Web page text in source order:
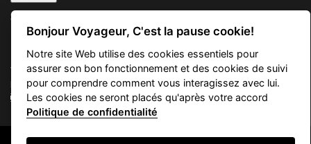
Suivez nous sur
Vacation Key Corp. 2905 Point East Drive #L-215. Aventura.
FLORIDA 33160.
info@vacationkey.com
Bonjour Voyageur, C'est la pause cookie!
Notre site Web utilise des cookies essentiels pour
assurer son bon fonctionnement et des cookies de suivi
pour comprendre comment vous interagissez avec lui.
Les cookies ne seront placés qu'après votre accord
Politique de confidentialité